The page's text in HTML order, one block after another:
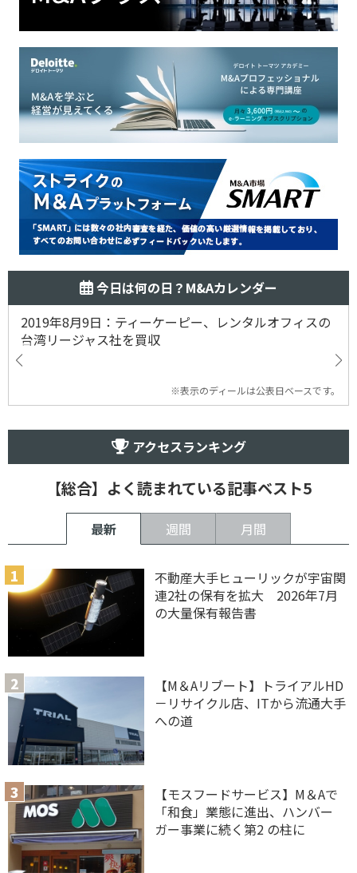
今日は何の日？M&Aカレンダー
2019年8月9日：ティーケーピー、レンタルオフィスの
台湾リージャス社を買収
※表示のディールは公表日ベースです。
アクセスランキング
【総合】よく読まれている記事ベスト5
最新 週間 月間
不動産大手ヒューリックが宇宙関
連2社の保有を拡大 2026年7月
の大量保有報告書
【M＆Aリブート】トライアルHD
－リサイクル店、ITから流通大手
への道
【モスフードサービス】M＆Aで
「和食」業態に進出、ハンバー
ガー事業に続く第2 の柱に